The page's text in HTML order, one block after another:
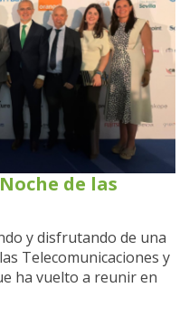
de las
y disfrutando de una
Telecomunicaciones y
ha vuelto a reunir en